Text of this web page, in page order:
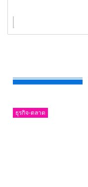
ธุรกิจ-ตลาด